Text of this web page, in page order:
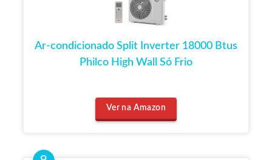
Ar-condicionado Split Inverter 18000 Btus
Philco High Wall Só Frio
Ver na Amazon